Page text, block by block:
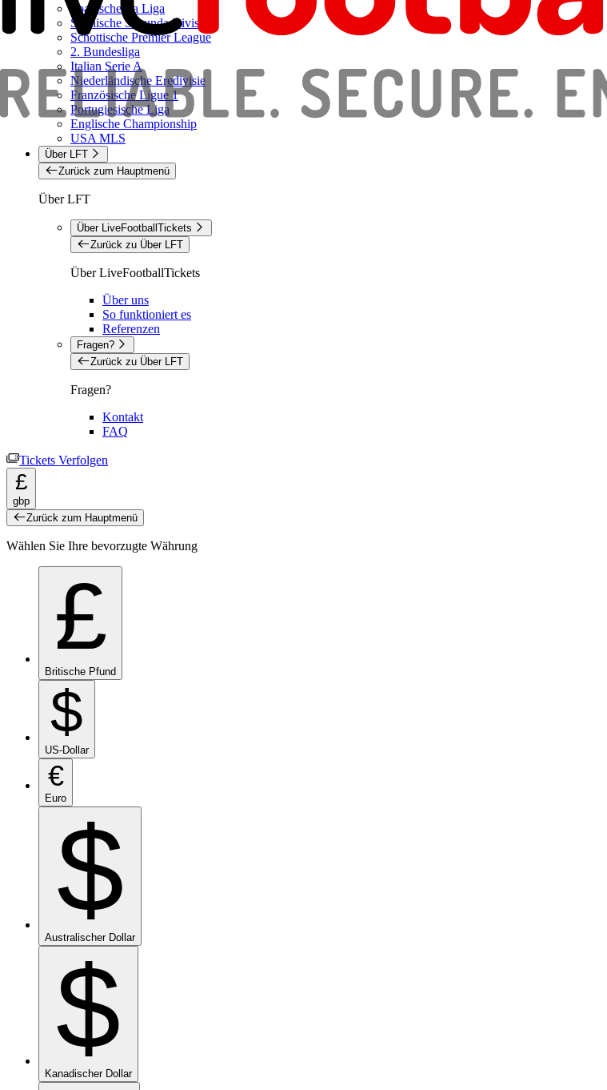
Spanische La Liga
Spanische Segunda Division
Schottische Premier League
2. Bundesliga
Italian Serie A
Niederländische Eredivisie
Französische Ligue 1
Portugiesische Liga
Englische Championship
USA MLS
Über LFT
Zurück zum Hauptmenü
Über LFT
Über LiveFootballTickets
Zurück zu Über LFT
Über LiveFootballTickets
Über uns
So funktioniert es
Referenzen
Fragen?
Zurück zu Über LFT
Fragen?
Kontakt
FAQ
Tickets Verfolgen
£
gbp
Zurück zum Hauptmenü
Wählen Sie Ihre bevorzugte Währung
£
Britische Pfund
$
US-Dollar
€
Euro
$
Australischer Dollar
$
Kanadischer Dollar